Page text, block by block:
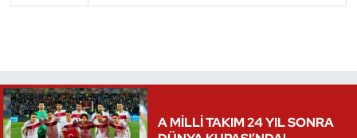
A MİLLİ TAKIM 24 YIL SONRA
Vücut Geliştirme Fitness